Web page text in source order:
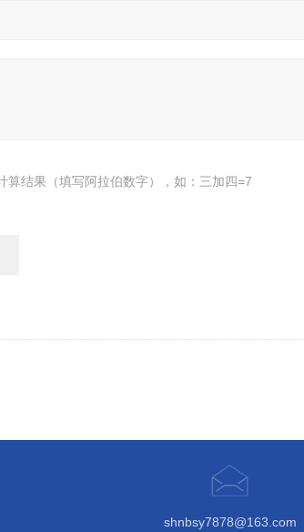
算结果（填写阿拉伯数字），如：三加四=7
shnbsy7878@163.com